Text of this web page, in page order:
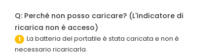
Q: Perché non posso caricare? (L'indicatore di
ricarica non è acceso)
1
La batteria del portatile è stata caricata e non è
necessario ricaricarla.